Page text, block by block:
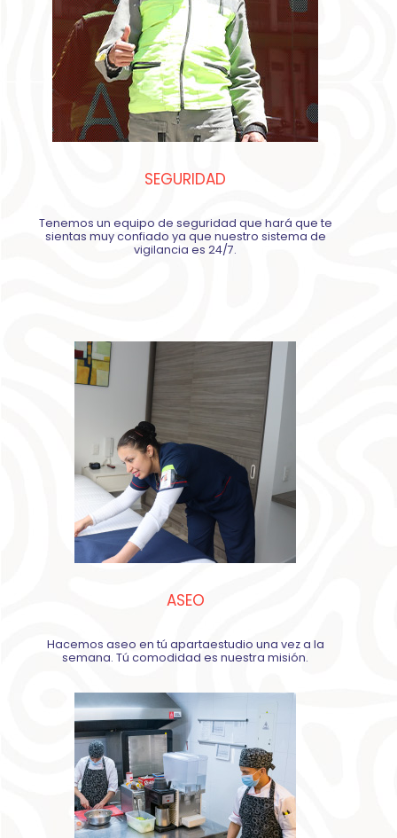
SEGURIDAD
Tenemos un equipo de seguridad que hará que te
sientas muy confiado ya que nuestro sistema de
vigilancia es 24/7.
ASEO
Hacemos aseo en tú apartaestudio una vez a la
semana. Tú comodidad es nuestra misión.